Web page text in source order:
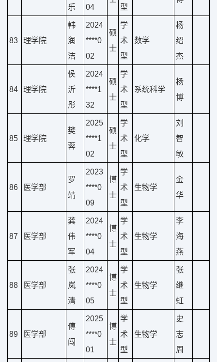
乐
04
型
83 理学院
韩
润
洁
2024
****0
02
硕
士
学
术
型
数学
杨
绍
杰
84 理学院
侯
沂
彤
2024
****1
32
硕
士
学
术
型
系统科学
杨
博
85 理学院
樊
蓉
2025
****1
02
硕
士
学
术
型
化学
刘
智
敏
86 医学部
罗
靖
2023
****0
09
博
士
学
术
型
生物学
金
华
87 医学部
龚
伟
军
2024
****0
04
博
士
学
术
型
生物学
李
海
燕
88 医学部
张
岚
清
2024
****0
05
博
士
学
术
型
生物学
张
继
虹
89 医学部
傅
闯
2025
****0
01
博
士
学
术
型
生物学
史
志
周